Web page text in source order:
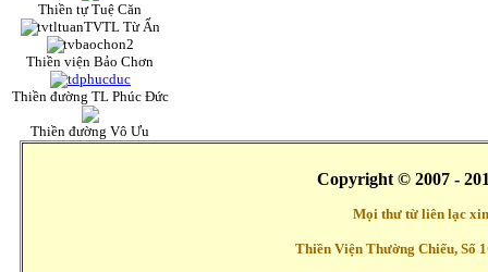
Thiền tự Tuệ Căn
TVTL Từ Ấn
Thiền viện Bảo Chơn
Thiền đường TL Phúc Đức
Thiền đường Vô Ưu
Copyright © 2007 -
Mọi thư từ liên lạc
Thiền Viện Thường Chiếu, Số